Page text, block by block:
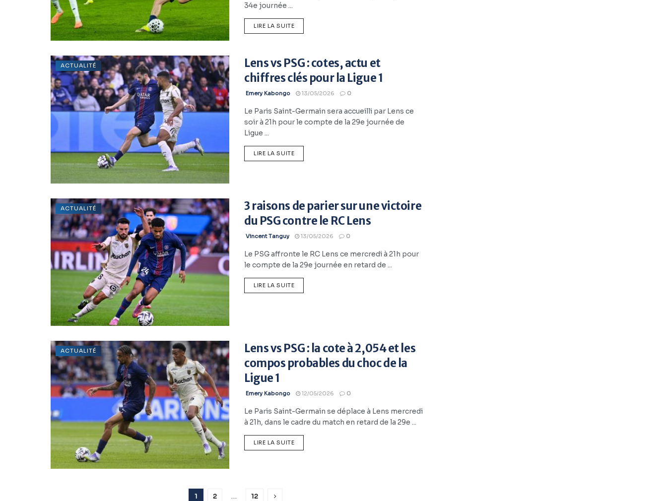
34e journée ...
LIRE LA SUITE
ACTUALITÉ
Lens vs PSG : cotes, actu et
chiffres clés pour la Ligue 1
Emery Kabongo 13/05/2026 0
Le Paris Saint-Germain sera accueilli par Lens ce
soir à 21h pour le compte de la 29e journée de
Ligue ...
LIRE LA SUITE
ACTUALITÉ
3 raisons de parier sur une victoire
du PSG contre le RC Lens
Vincent Tanguy 13/05/2026 0
Le PSG affronte le RC Lens ce mercredi à 21h pour
le compte de la 29e journée en retard de ...
LIRE LA SUITE
ACTUALITÉ
Lens vs PSG : la cote à 2,054 et les
compos probables du choc de la
Ligue 1
Emery Kabongo 12/05/2026 0
Le Paris Saint-Germain se déplace à Lens mercredi
à 21h, dans le cadre du match en retard de la 29e ...
LIRE LA SUITE
1 2 … 12